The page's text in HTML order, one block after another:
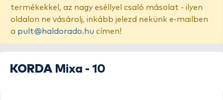
termékekkel, az nagy eséllyel csaló másolat - ilyen
oldalon ne vásárolj, inkább jelezd nekünk e-mailben
a pult@haldorado.hu címen!
KORDA Mixa - 10